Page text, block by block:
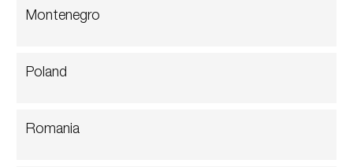
Montenegro
Poland
Romania